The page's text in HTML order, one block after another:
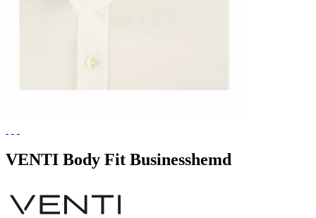
VENTI Body Fit Businesshemd